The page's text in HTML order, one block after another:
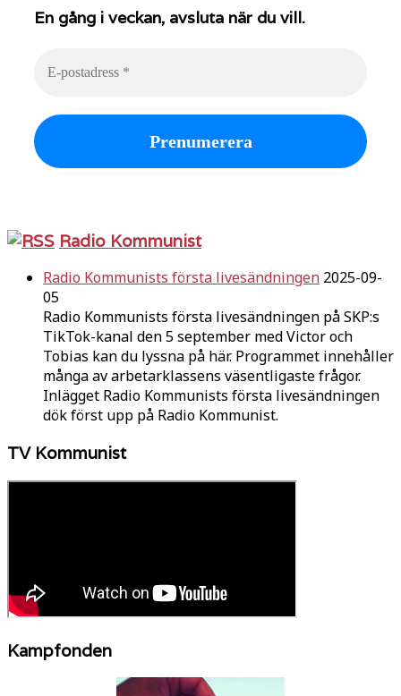
En gång i veckan, avsluta när du vill.
Radio Kommunist
Radio Kommunists första livesändningen 2025-09-
05
Radio Kommunists första livesändningen på SKP:s
TikTok-kanal den 5 september med Victor och
Tobias kan du lyssna på här. Programmet innehåller
många av arbetarklassens väsentligaste frågor.
Inlägget Radio Kommunists första livesändningen
dök först upp på Radio Kommunist.
TV Kommunist
Kampfonden